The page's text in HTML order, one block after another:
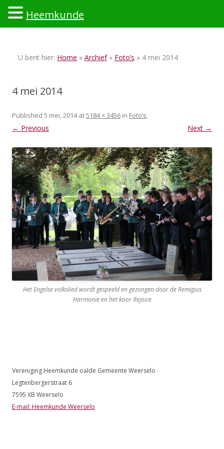
U bent hier: Home » Archief» Foto’s » 4 mei 2014
4 mei 2014
Published 5 mei, 2014at5184 × 3456 in Foto’s.
← Previous Next →
Het Engelse volkslied wordt gespeeld en gezongen door de Remigius
Harmonie en het koor Rejoice
Vereniging Heemkunde oalde Gemeente Weerselo
Legtenbergerstraat 6
7595 XB Weerselo
E-mail: Heemkunde Weerselo
Heemkunde